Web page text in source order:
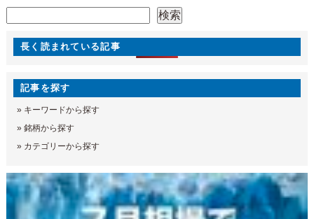
検索
長く読まれている記事
記事を探す
» キーワードから探す
» 銘柄から探す
» カテゴリーから探す